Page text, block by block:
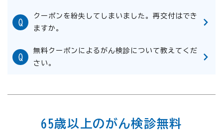
クーポンを紛失してしまいました。再交付はでき
ますか。
無料クーポンによるがん検診について教えてくだ
さい。
65歳以上のがん検診無料